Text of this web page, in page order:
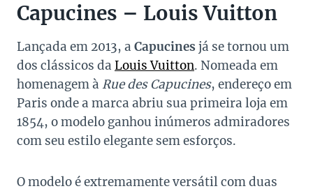
Capucines – Louis Vuitton
Lançada em 2013, a Capucines já se tornou um
dos clássicos da Louis Vuitton. Nomeada em
homenagem à Rue des Capucines, endereço em
Paris onde a marca abriu sua primeira loja em
1854, o modelo ganhou inúmeros admiradores
com seu estilo elegante sem esforços.
O modelo é extremamente versátil com duas